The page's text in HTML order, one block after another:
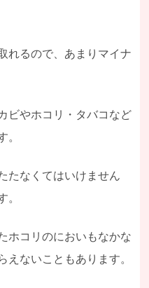
れるので、あまりマイナ
ビやホコリ・タバコなど
たなくてはいけません
ホコリのにおいもなかな
ないこともあります。